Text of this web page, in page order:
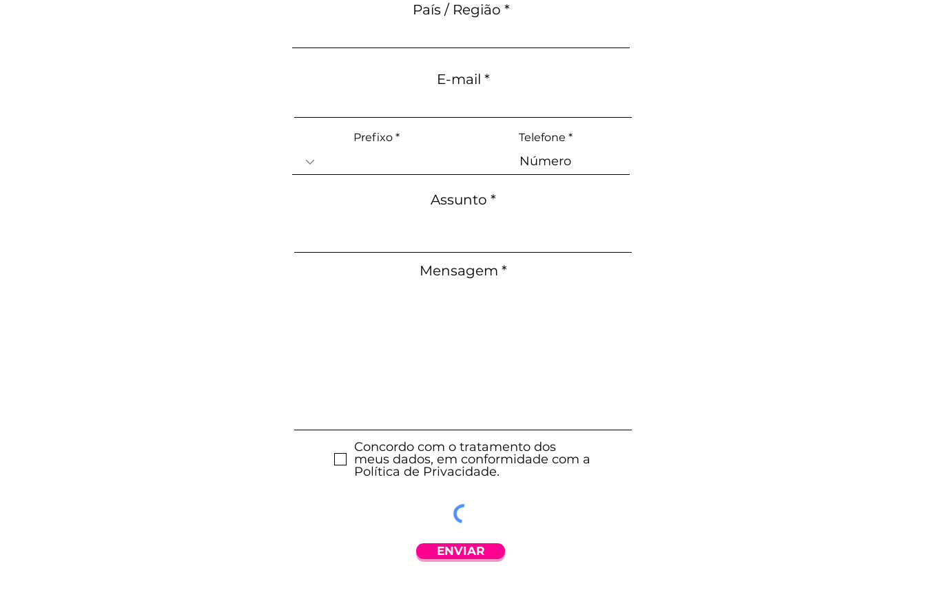
País / Região
E-mail
Prefixo Telefone
Assunto
Mensagem
Concordo com o tratamento dos
meus dados, em conformidade com a
Política de Privacidade.
ENVIAR